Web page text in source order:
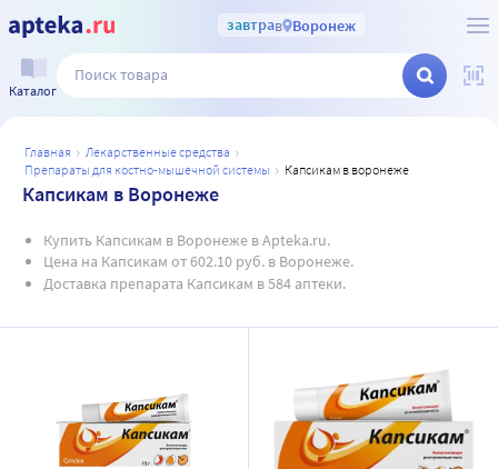
завтрав Воронеж
Каталог
главная
лекарственные средства
препараты для костно-мышечной системы
капсикам в воронеже
Капсикам в Воронеже
Купить Капсикам в Воронеже в Apteka.ru.
Цена на Капсикам от 602.10 руб. в Воронеже.
Доставка препарата Капсикам в 584 аптеки.